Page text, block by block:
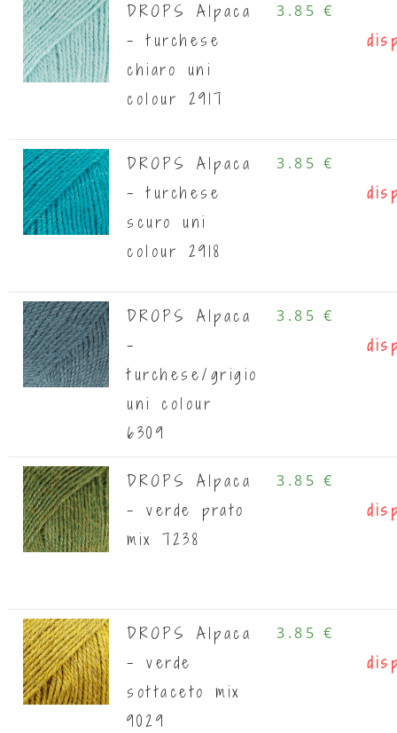
DROPS Alpaca
- turchese
chiaro uni
colour 2917
3.85 €
DROPS Alpaca
- turchese
scuro uni
colour 2918
3.85 €
DROPS Alpaca
-
turchese/grigio
uni colour
6309
3.85 €
DROPS Alpaca
- verde prato
mix 7238
3.85 €
DROPS Alpaca
- verde
sottaceto mix
9029
3.85 €